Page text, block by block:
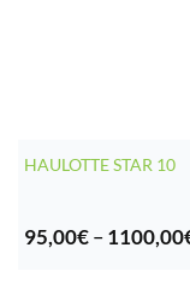
HAULOTTE STAR 10
95,00€ – 1100,00